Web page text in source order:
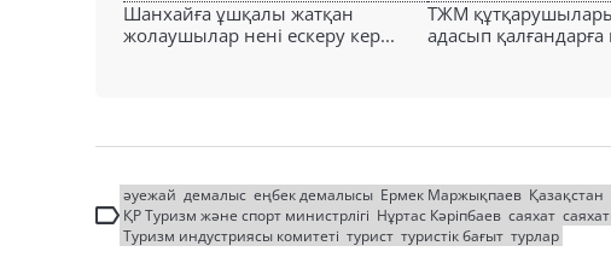
Шанхайға ұшқалы жатқан
жолаушылар нені ескеру кер...
ТЖМ
адасып қалғандарға
әуежай демалыс еңбек демалысы Ермек Маржықпаев Қазақстан
ҚР Туризм және спорт министрлігі Нұртас Кәріпбаев саяхат
Туризм индустриясы комитеті турист туристік бағыт турлар